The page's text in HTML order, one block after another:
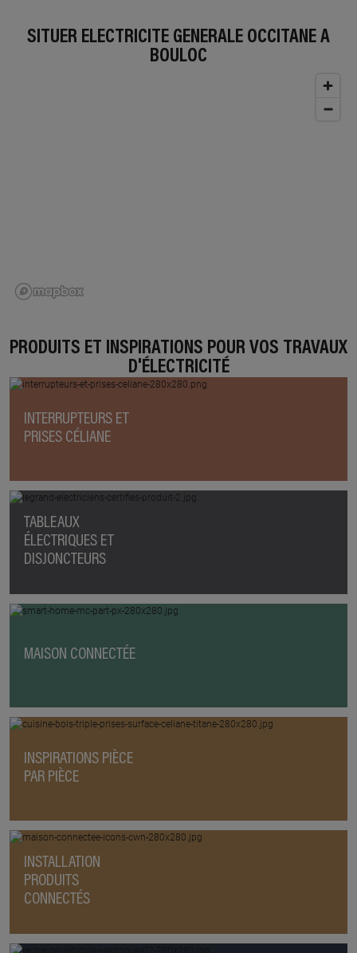
SITUER ELECTRICITE GENERALE OCCITANE À
BOULOC
PRODUITS ET INSPIRATIONS POUR VOS TRAVAUX
D'ÉLECTRICITÉ
INTERRUPTEURS ET
PRISES CÉLIANE
TABLEAUX
ÉLECTRIQUES ET
DISJONCTEURS
MAISON CONNECTÉE
INSPIRATIONS PIÈCE
PAR PIÈCE
INSTALLATION
PRODUITS
CONNECTÉS